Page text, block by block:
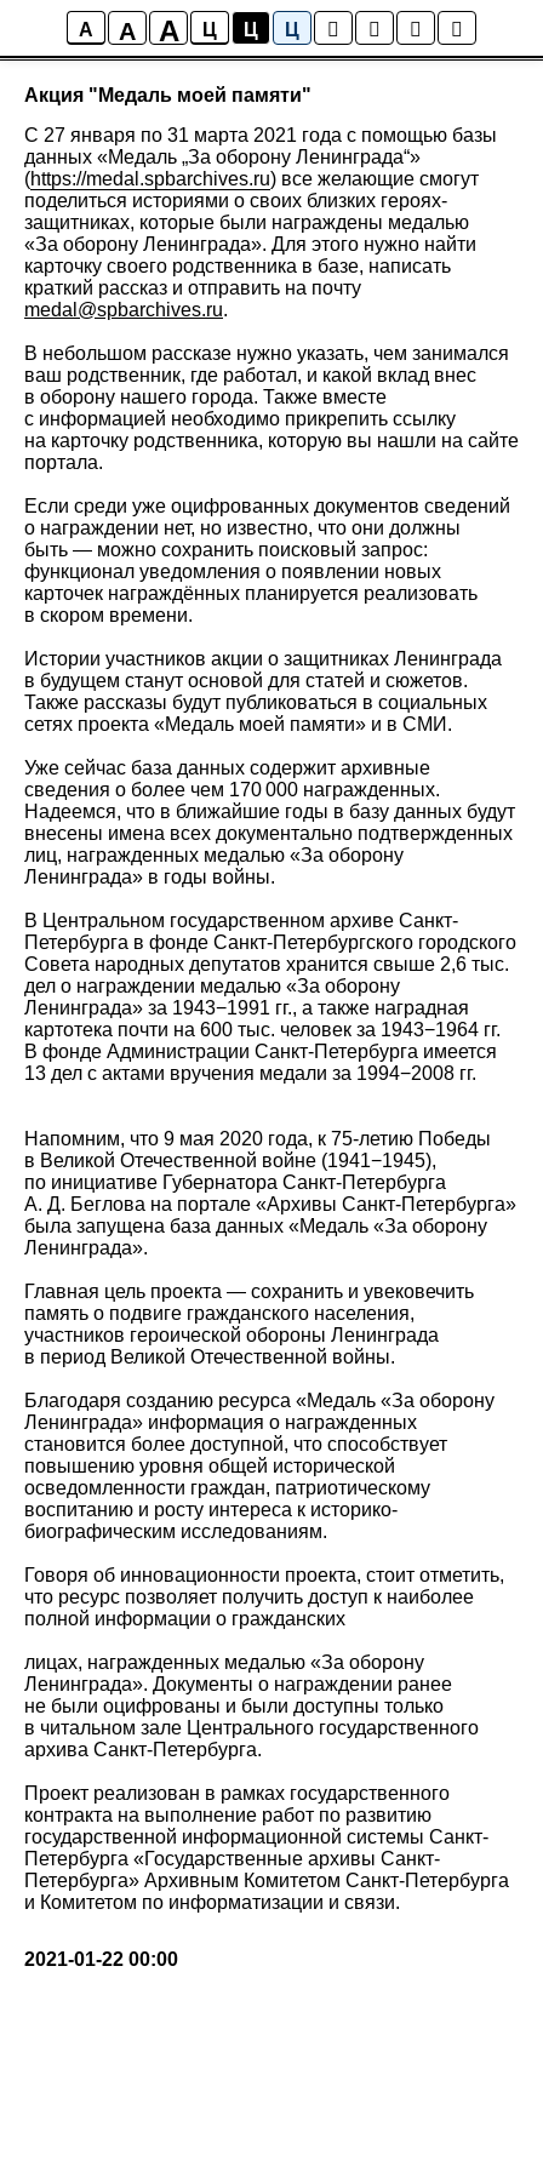
A A A Ц Ц Ц
Новости
Акция "Медаль моей памяти"
С 27 января по 31 марта 2021 года с помощью базы
данных «Медаль „За оборону Ленинграда“»
(https://medal.spbarchives.ru) все желающие смогут
поделиться историями о своих близких героях-
защитниках, которые были награждены медалью
«За оборону Ленинграда». Для этого нужно найти
карточку своего родственника в базе, написать
краткий рассказ и отправить на почту
medal@spbarchives.ru.
В небольшом рассказе нужно указать, чем занимался
ваш родственник, где работал, и какой вклад внес
в оборону нашего города. Также вместе
с информацией необходимо прикрепить ссылку
на карточку родственника, которую вы нашли на сайте
портала.
Если среди уже оцифрованных документов сведений
о награждении нет, но известно, что они должны
быть — можно сохранить поисковый запрос:
функционал уведомления о появлении новых
карточек награждённых планируется реализовать
в скором времени.
Истории участников акции о защитниках Ленинграда
в будущем станут основой для статей и сюжетов.
Также рассказы будут публиковаться в социальных
сетях проекта «Медаль моей памяти» и в СМИ.
Уже сейчас база данных содержит архивные
сведения о более чем 170 000 награжденных.
Надеемся, что в ближайшие годы в базу данных будут
внесены имена всех документально подтвержденных
лиц, награжденных медалью «За оборону
Ленинграда» в годы войны.
В Центральном государственном архиве Санкт-
Петербурга в фонде Санкт-Петербургского городского
Совета народных депутатов хранится свыше 2,6 тыс.
дел о награждении медалью «За оборону
Ленинграда» за 1943−1991 гг., а также наградная
картотека почти на 600 тыс. человек за 1943−1964 гг.
В фонде Администрации Санкт-Петербурга имеется
13 дел с актами вручения медали за 1994−2008 гг.
Напомним, что 9 мая 2020 года, к 75-летию Победы
в Великой Отечественной войне (1941−1945),
по инициативе Губернатора Санкт-Петербурга
А. Д. Беглова на портале «Архивы Санкт-Петербурга»
была запущена база данных «Медаль «За оборону
Ленинграда».
Главная цель проекта — сохранить и увековечить
память о подвиге гражданского населения,
участников героической обороны Ленинграда
в период Великой Отечественной войны.
Благодаря созданию ресурса «Медаль «За оборону
Ленинграда» информация о награжденных
становится более доступной, что способствует
повышению уровня общей исторической
осведомленности граждан, патриотическому
воспитанию и росту интереса к историко-
биографическим исследованиям.
Говоря об инновационности проекта, стоит отметить,
что ресурс позволяет получить доступ к наиболее
полной информации о гражданских
лицах, награжденных медалью «За оборону
Ленинграда». Документы о награждении ранее
не были оцифрованы и были доступны только
в читальном зале Центрального государственного
архива Санкт-Петербурга.
Проект реализован в рамках государственного
контракта на выполнение работ по развитию
государственной информационной системы Санкт-
Петербурга «Государственные архивы Санкт-
Петербурга» Архивным Комитетом Санкт-Петербурга
и Комитетом по информатизации и связи.
2021-01-22 00:00